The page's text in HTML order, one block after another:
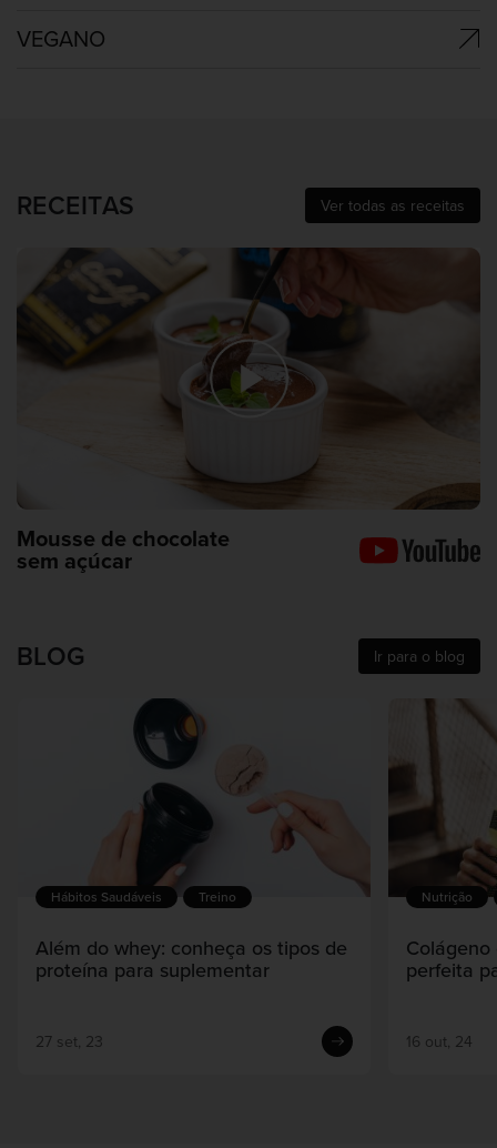
VEGANO
RECEITAS Ver todas as receitas
Mousse de chocolate
sem açúcar
BLOG Ir para o blog
Hábitos Saudáveis Treino
Além do whey: conheça os tipos de
proteína para suplementar
27 set, 23
Nutrição
perfeita
16 out, 24